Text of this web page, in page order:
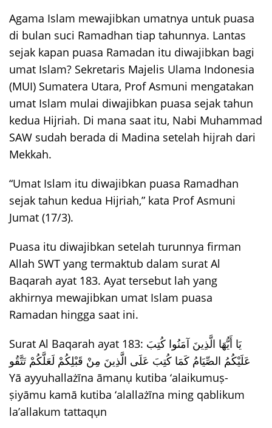
Agama Islam mewajibkan umatnya untuk puasa
di bulan suci Ramadhan tiap tahunnya. Lantas
sejak kapan puasa Ramadan itu diwajibkan bagi
umat Islam? Sekretaris Majelis Ulama Indonesia
(MUI) Sumatera Utara, Prof Asmuni mengatakan
umat Islam mulai diwajibkan puasa sejak tahun
kedua Hijriah. Di mana saat itu, Nabi Muhammad
SAW sudah berada di Madina setelah hijrah dari
Mekkah.
“Umat Islam itu diwajibkan puasa Ramadhan
sejak tahun kedua Hijriah,” kata Prof Asmuni
Jumat (17/3).
Puasa itu diwajibkan setelah turunnya firman
Allah SWT yang termaktub dalam surat Al
Baqarah ayat 183. Ayat tersebut lah yang
akhirnya mewajibkan umat Islam puasa
Ramadan hingga saat ini.
Surat Al Baqarah ayat 183: يَا أَيُّهَا الَّذِينَ آمَنُوا كُتِبَ
عَلَيْكُمُ الصِّيَامُ كَمَا كُتِبَ عَلَى الَّذِينَ مِنْ قَبْلِكُمْ لَعَلَّكُمْ تَتَّقُو
Yā ayyuhallażīna āmanụ kutiba ‘alaikumuṣ-
ṣiyāmu kamā kutiba ‘alallażīna ming qablikum
la’allakum tattaqụn